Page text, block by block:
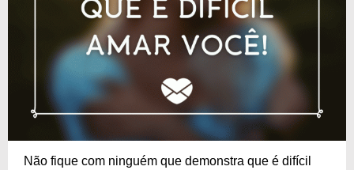
Não fique com ninguém que demonstra que é difícil